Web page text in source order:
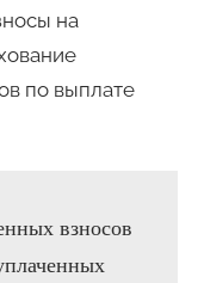
на
по выплате
взносов